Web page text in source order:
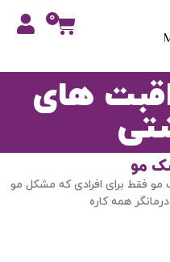
0
های
مو
فقط برای افرادی که مشکل مو
همه کاره